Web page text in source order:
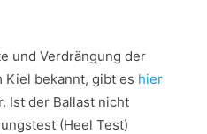
und Verdrängung der
Kiel bekannt, gibt es hier
Ist der Ballast nicht
(Heel Test)